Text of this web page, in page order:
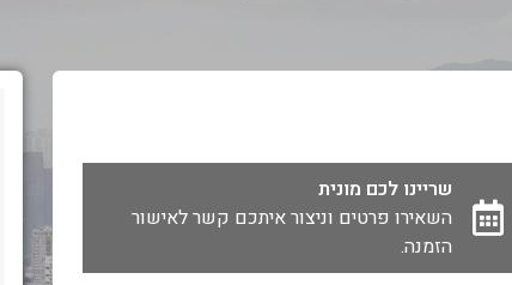
שריינו לכם מונית
השאירו פרטים וניצור איתכם קשר לאישור
הזמנה.